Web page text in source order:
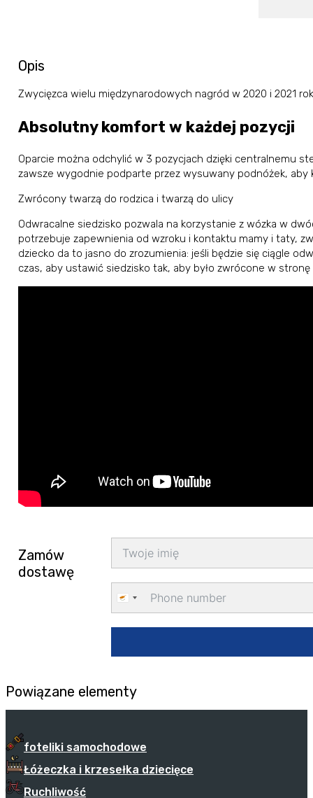
Opis
Zwycięzca wielu międzynarodowych nagród w 2020 i 2021
Absolutny komfort w każdej pozycji
Oparcie można odchylić w 3 pozycjach dzięki centralnemu
zawsze wygodnie podparte przez wysuwany podnóżek,
Zwrócony twarzą do rodzica i twarzą do ulicy
Odwracalne siedzisko pozwala na korzystanie z wózka w
potrzebuje zapewnienia od wzroku i kontaktu mamy i taty,
dziecko da to jasno do zrozumienia: jeśli będzie się ciągle
czas, aby ustawić siedzisko tak, aby było zwrócone w stronę
Zamów
dostawę
Cyprus
+357
Powiązane elementy
foteliki samochodowe
Łóżeczka i krzesełka dziecięce
Ruchliwość